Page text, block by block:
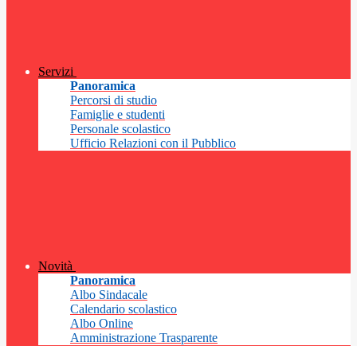
Servizi
Panoramica
Percorsi di studio
Famiglie e studenti
Personale scolastico
Ufficio Relazioni con il Pubblico
Novità
Panoramica
Albo Sindacale
Calendario scolastico
Albo Online
Amministrazione Trasparente